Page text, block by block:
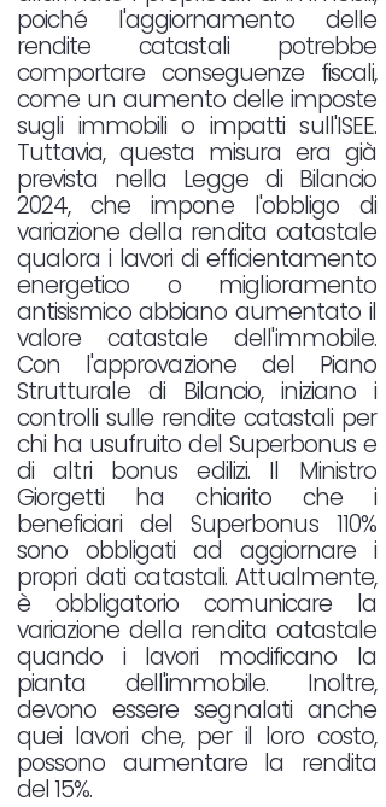
poiché l'aggiornamento delle
rendite catastali potrebbe
comportare conseguenze fiscali,
come un aumento delle imposte
sugli immobili o impatti sull'ISEE.
Tuttavia, questa misura era già
prevista nella Legge di Bilancio
2024, che impone l'obbligo di
variazione della rendita catastale
qualora i lavori di efficientamento
energetico o miglioramento
antisismico abbiano aumentato il
valore catastale dell'immobile.
Con l'approvazione del Piano
Strutturale di Bilancio, iniziano i
controlli sulle rendite catastali per
chi ha usufruito del Superbonus e
di altri bonus edilizi. Il Ministro
Giorgetti ha chiarito che i
beneficiari del Superbonus 110%
sono obbligati ad aggiornare i
propri dati catastali. Attualmente,
è obbligatorio comunicare la
variazione della rendita catastale
quando i lavori modificano la
pianta dell'immobile. Inoltre,
devono essere segnalati anche
quei lavori che, per il loro costo,
possono aumentare la rendita
del 15%.